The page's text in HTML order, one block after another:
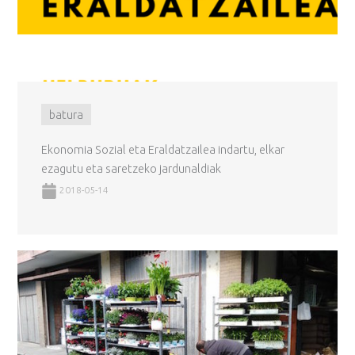
batura
Ekonomia Sozial eta Eraldatzailea indartu, elkar
ezagutu eta saretzeko jardunaldiak
2018-05-14